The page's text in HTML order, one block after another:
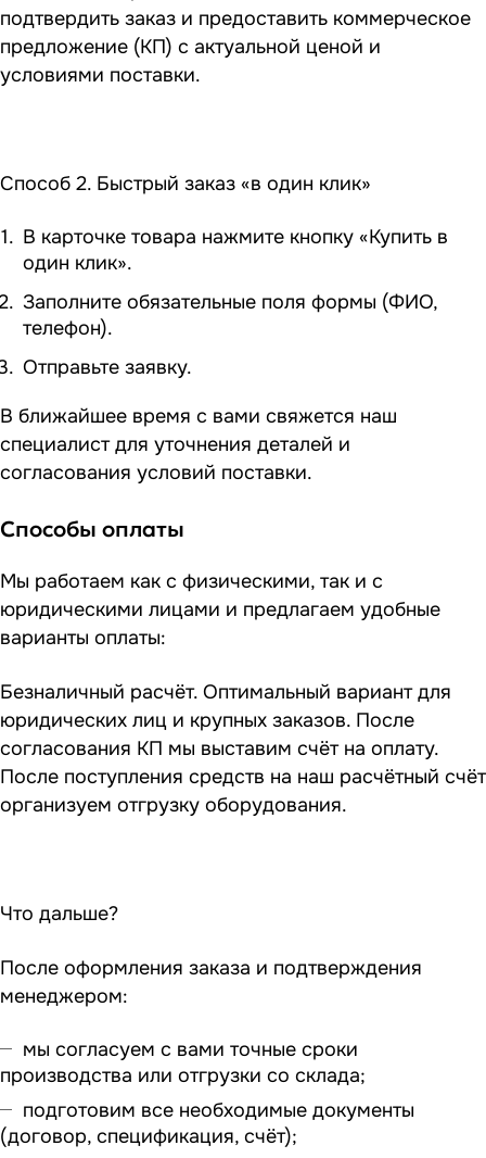
подтвердить заказ и предоставить коммерческое
предложение (КП) с актуальной ценой и
условиями поставки.
Способ 2. Быстрый заказ «в один клик»
В карточке товара нажмите кнопку «Купить в
один клик».
Заполните обязательные поля формы (ФИО,
телефон).
Отправьте заявку.
В ближайшее время с вами свяжется наш
специалист для уточнения деталей и
согласования условий поставки.
Способы оплаты
Мы работаем как с физическими, так и с
юридическими лицами и предлагаем удобные
варианты оплаты:
Безналичный расчёт. Оптимальный вариант для
юридических лиц и крупных заказов. После
согласования КП мы выставим счёт на оплату.
После поступления средств на наш расчётный счёт
организуем отгрузку оборудования.
Что дальше?
После оформления заказа и подтверждения
менеджером:
мы согласуем с вами точные сроки
производства или отгрузки со склада;
подготовим все необходимые документы
(договор, спецификация, счёт);